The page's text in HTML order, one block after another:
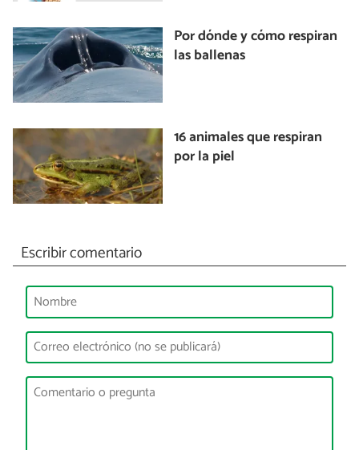
Por dónde y cómo respiran
las ballenas
16 animales que respiran
por la piel
Escribir comentario